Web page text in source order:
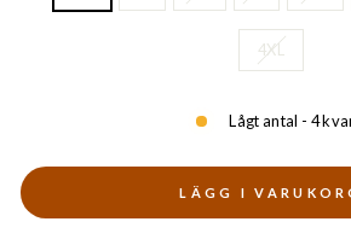
4XL
Lågt antal - 4
LÄGG I